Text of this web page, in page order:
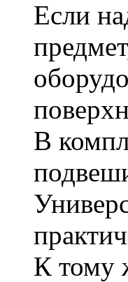
Если
В
К тому